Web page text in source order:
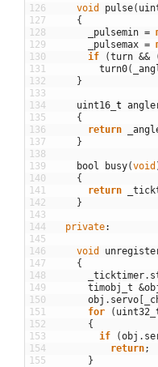
126
127
128
129
130
131
132
133
134
135
136
137
138
139
140
141
142
143
144
145
146
147
148
149
150
151
152
153
154
155
void pulse(
{
_pulsemin =
_pulsemax =
if
(turn &&
turn0(
}
uint16 t
{
return
}
bool busy(void
{
return
}
private:
void
{
_ticktimer.
timobj_t &
obj . servo
for
( uint32
{
if
(obj .
return;
}